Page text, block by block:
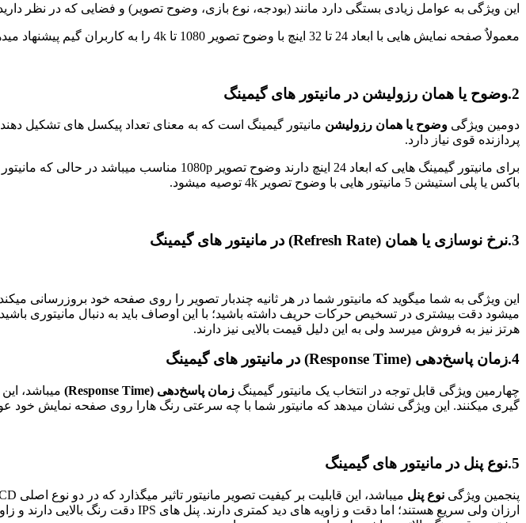
این ویژگی به عوامل زیادی بستگی دارد مانند (بودجه، نوع بازی، وضوح تصویر) و فضایی که در نظر
معمولاٌ صفحه نمایش هایی با ابعاد 24 تا 32 اینچ با وضوح تصویر 1080 تا 4k را به کاربران گیم پیشنهاد میدهند ولی در نهایت انتخاب را باید خود هر شخص باید انجام دهد.
2. وضوح یا همان رزولیشن در مانیتور های گیمینگ
دومین ویژگی وضوح یا همان رزولیشن مانیتور گیمینگ است که به معنای تعداد پیکسل های تشکیل
پردازنده قوی نیاز دارد.
باکس یا پلی استیشن 5 مانیتور هایی با وضوح تصویر 4k توصیه میشود.
3. نرخ نوسازی یا همان (Refresh Rate) در مانیتور های گیمینگ
هرتز نیز به فروش میرسد ولی به این دلیل قیمت بالایی نیز دارند.
4. زمان پاسخ‌دهی (Response Time) در مانیتور های گیمینگ
چهارمین ویژگی قابل توجه در انتخاب یک مانیتور گیمینگ زمان پاسخ‌دهی (Response Time)
گیری میکنند. این ویژگی نشان میدهد که مانیتور شما با چه سرعتی رنگ هارا روی صفحه نمایش خود
5. نوع پنل در مانیتور های گیمینگ
پنجمین ویژگی نوع پنل